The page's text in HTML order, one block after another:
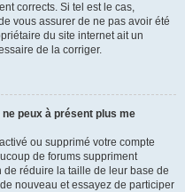
corrects. Si tel est le cas,
vous assurer de ne pas avoir été
du site internet ait un
de la corriger.
peux à présent plus me
ou supprimé votre compte
de forums suppriment
réduire la taille de leur base de
nouveau et essayez de participer